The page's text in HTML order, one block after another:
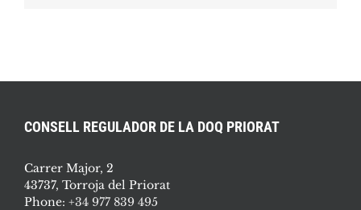
CONSELL REGULADOR DE LA DOQ PRIORAT
Carrer Major, 2
43737, Torroja del Priorat
Phone: +34 977 839 495